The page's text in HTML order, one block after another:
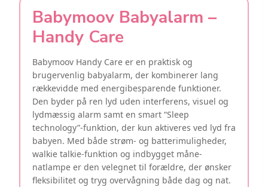
Babymoov Babyalarm –
Handy Care
Babymoov Handy Care er en praktisk og
brugervenlig babyalarm, der kombinerer lang
rækkevidde med energibesparende funktioner.
Den byder på ren lyd uden interferens, visuel og
lydmæssig alarm samt en smart “Sleep
technology”-funktion, der kun aktiveres ved lyd fra
babyen. Med både strøm- og batterimuligheder,
walkie talkie-funktion og indbygget måne-
natlampe er den velegnet til forældre, der ønsker
fleksibilitet og tryg overvågning både dag og nat.